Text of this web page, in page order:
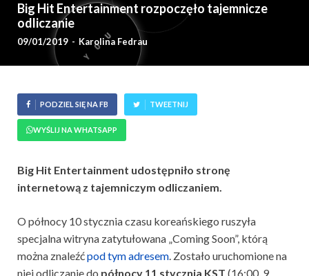
Big Hit Entertainment rozpoczęło tajemnicze
odliczanie
09/01/2019 - Karolina Fedrau
PODZIEL SIĘ NA FB TWEETNIJ
WYŚLIJ NA WHATSAPP
Big Hit Entertainment udostępniło stronę
internetową z tajemniczym odliczaniem.
O północy 10 stycznia czasu koreańskiego ruszyła
specjalna witryna zatytułowana „Coming Soon”, którą
można znaleźćpod tym adresem. Zostało uruchomione na
niej odliczanie do północy 11 stycznia KST (16:00, 9